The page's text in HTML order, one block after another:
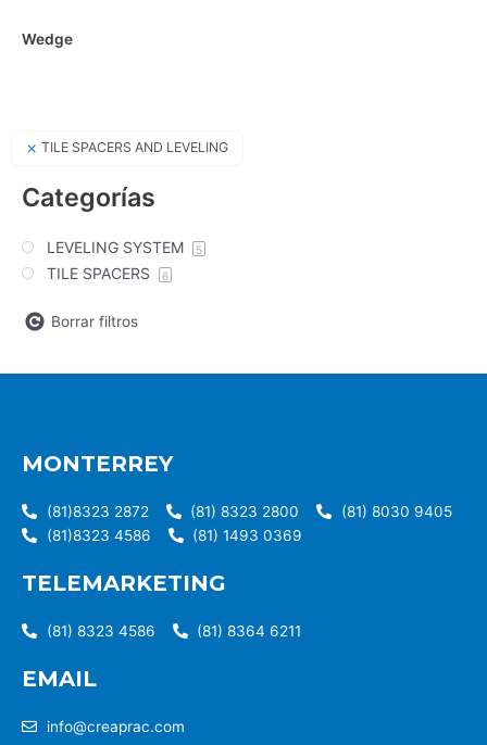
TILE SPACERS AND LEVELING
Categorías
LEVELING SYSTEM 5
TILE SPACERS 6
Borrar filtros
Wedge
MONTERREY
(81)8323 2872 (81) 8323 2800
(81) 8030 9405
(81)8323 4586
(81) 1493 0369
TELEMARKETING
(81) 8323 4586 (81) 8364 6211
EMAIL
info@creaprac.com